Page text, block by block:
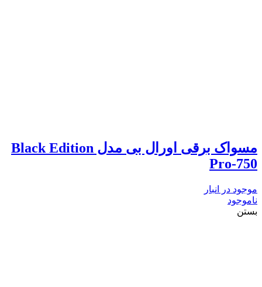
مسواک برقی اورال بی مدل Black Edition
Pro-750
موجود در انبار
ناموجود
بستن